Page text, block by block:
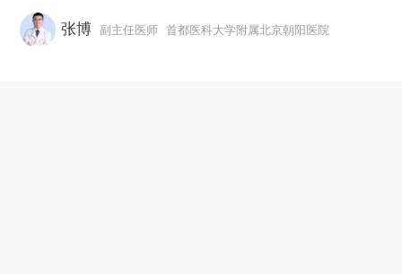
张博 副主任医师 首都医科大学附属北京朝阳医院